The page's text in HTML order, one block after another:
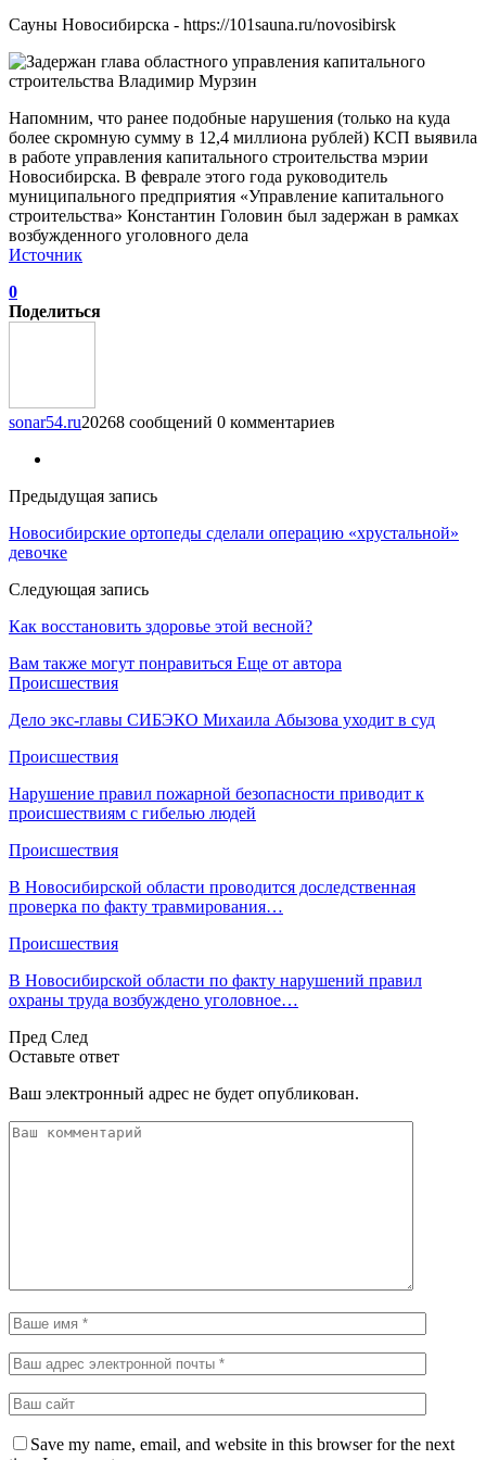
Сауны Новосибирска - https://101sauna.ru/novosibirsk
Напомним, что ранее подобные нарушения (только на куда
более скромную сумму в 12,4 миллиона рублей) КСП выявила
в работе управления капитального строительства мэрии
Новосибирска. В феврале этого года руководитель
муниципального предприятия «Управление капитального
строительства» Константин Головин был задержан в рамках
возбужденного уголовного дела
Источник
0
Поделиться
sonar54.ru20268 сообщений 0 комментариев
Предыдущая запись
Новосибирские ортопеды сделали операцию «хрустальной»
девочке
Следующая запись
Как восстановить здоровье этой весной?
Вам также могут понравиться Еще от автора
Происшествия
Дело экс-главы СИБЭКО Михаила Абызова уходит в суд
Происшествия
Нарушение правил пожарной безопасности приводит к
происшествиям с гибелью людей
Происшествия
В Новосибирской области проводится доследственная
проверка по факту травмирования…
Происшествия
В Новосибирской области по факту нарушений правил
охраны труда возбуждено уголовное…
Пред След
Оставьте ответ
Ваш электронный адрес не будет опубликован.
Save my name, email, and website in this browser for the next